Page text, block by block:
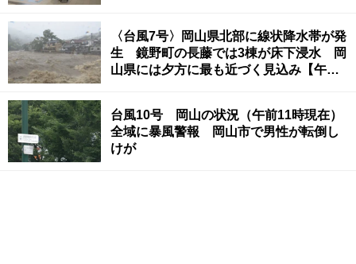
〈台風7号〉岡山県北部に線状降水帯が発
生 鏡野町の長藤では3棟が床下浸水 岡
山県には夕方に最も近づく見込み【午前
台風10号 岡山の状況（午前11時現在）
全域に暴風警報 岡山市で男性が転倒し
けが